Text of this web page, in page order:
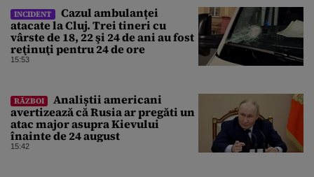
INCIDENT
Cazul ambulanței
atacate la Cluj. Trei tineri cu
vârste de 18, 22 şi 24 de ani au fost
reţinuţi pentru 24 de ore
15:53
RĂZBOI
Analiștii americani
avertizează că Rusia ar pregăti un
atac major asupra Kievului
înainte de 24 august
15:42